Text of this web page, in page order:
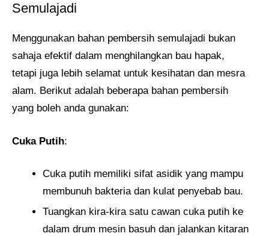
Semulajadi
Menggunakan bahan pembersih semulajadi bukan
sahaja efektif dalam menghilangkan bau hapak,
tetapi juga lebih selamat untuk kesihatan dan mesra
alam. Berikut adalah beberapa bahan pembersih
yang boleh anda gunakan:
Cuka Putih:
Cuka putih memiliki sifat asidik yang mampu
membunuh bakteria dan kulat penyebab bau.
Tuangkan kira-kira satu cawan cuka putih ke
dalam drum mesin basuh dan jalankan kitaran